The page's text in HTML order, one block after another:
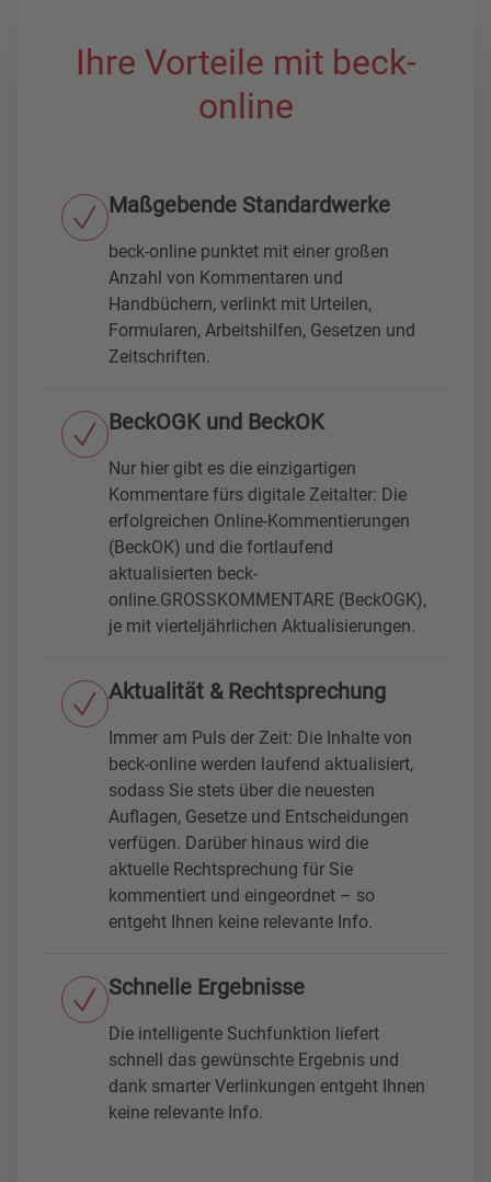
Ihre Vorteile mit beck-
online
Maßgebende Standardwerke
beck-online punktet mit einer großen
Anzahl von Kommentaren und
Handbüchern, verlinkt mit Urteilen,
Formularen, Arbeitshilfen, Gesetzen und
Zeitschriften.
BeckOGK und BeckOK
Nur hier gibt es die einzigartigen
Kommentare fürs digitale Zeitalter: Die
erfolgreichen Online-Kommentierungen
(BeckOK) und die fortlaufend
aktualisierten beck-
online.GROSSKOMMENTARE (BeckOGK),
je mit vierteljährlichen Aktualisierungen.
Aktualität & Rechtsprechung
Immer am Puls der Zeit: Die Inhalte von
beck-online werden laufend aktualisiert,
sodass Sie stets über die neuesten
Auflagen, Gesetze und Entscheidungen
verfügen. Darüber hinaus wird die
aktuelle Rechtsprechung für Sie
kommentiert und eingeordnet – so
entgeht Ihnen keine relevante Info.
Schnelle Ergebnisse
Die intelligente Suchfunktion liefert
schnell das gewünschte Ergebnis und
dank smarter Verlinkungen entgeht Ihnen
keine relevante Info.